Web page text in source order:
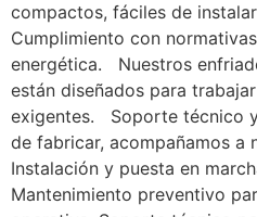
compactos, fáciles de
Cumplimiento con
energética. Nuestros
están diseñados para
exigentes. Soporte técnico
de fabricar, acompañamos a
Instalación y puesta en
Mantenimiento preventivo